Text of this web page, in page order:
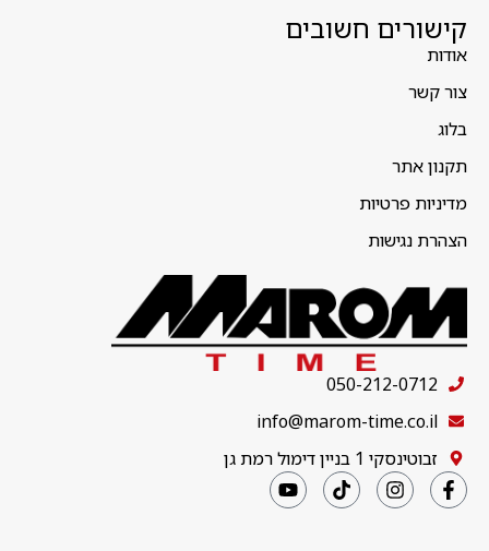
קישורים חשובים
אודות
צור קשר
בלוג
תקנון אתר
מדיניות פרטיות
הצהרת נגישות
050-212-0712
info@marom-time.co.il
זבוטינסקי 1 בניין דימול רמת גן